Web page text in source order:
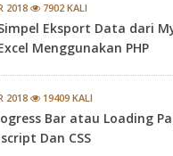
2018 7902 KALI
Eksport Data dari
Menggunakan PHP
2018 19409 KALI
Bar atau Loading
Dan CSS